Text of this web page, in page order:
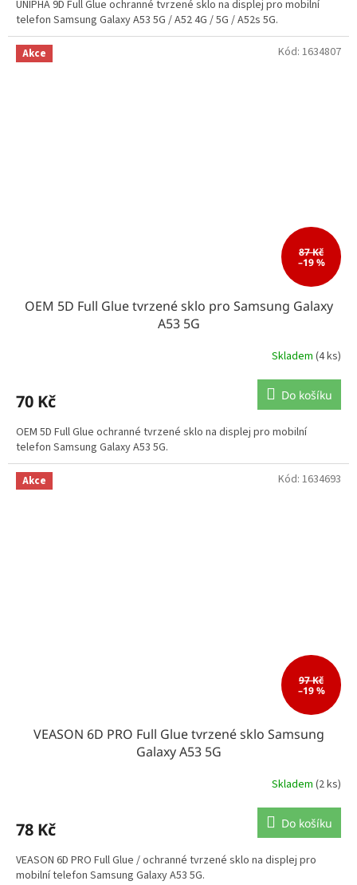
UNIPHA 9D Full Glue ochranné tvrzené sklo na displej pro mobilní
telefon Samsung Galaxy A53 5G / A52 4G / 5G / A52s 5G.
Akce
87 Kč
–19 %
OEM 5D Full Glue tvrzené sklo pro Samsung Galaxy
A53 5G
Skladem (4 ks)
70 Kč Do košíku
OEM 5D Full Glue ochranné tvrzené sklo na displej pro mobilní
telefon Samsung Galaxy A53 5G.
Kód: 1634807
Akce
97 Kč
–19 %
VEASON 6D PRO Full Glue tvrzené sklo Samsung
Galaxy A53 5G
Skladem (2 ks)
78 Kč Do košíku
VEASON 6D PRO Full Glue / ochranné tvrzené sklo na displej pro
mobilní telefon Samsung Galaxy A53 5G.
Kód: 1634693